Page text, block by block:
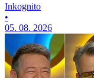
Inkognito
•
05. 08. 2026